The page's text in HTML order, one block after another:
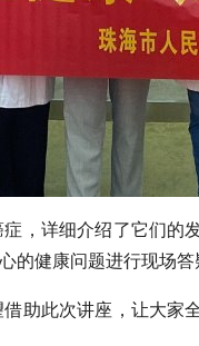
，详细介绍了它们
健康问题进行现场答
助此次讲座，让大